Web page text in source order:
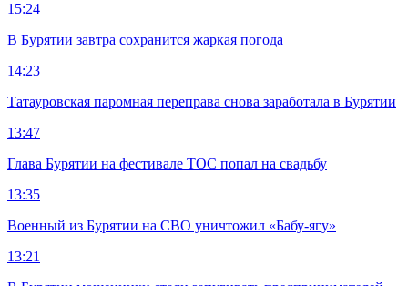
15:24
В Бурятии завтра сохранится жаркая погода
14:23
Татауровская паромная переправа снова заработала в Бурятии
13:47
Глава Бурятии на фестивале ТОС попал на свадьбу
13:35
Военный из Бурятии на СВО уничтожил «Бабу-ягу»
13:21